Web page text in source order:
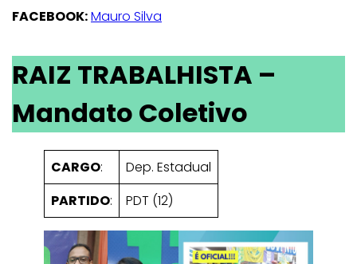
FACEBOOK:Mauro Silva
RAIZ TRABALHISTA –
Mandato Coletivo
CARGO:
Dep. Estadual
PARTIDO: PDT (12)